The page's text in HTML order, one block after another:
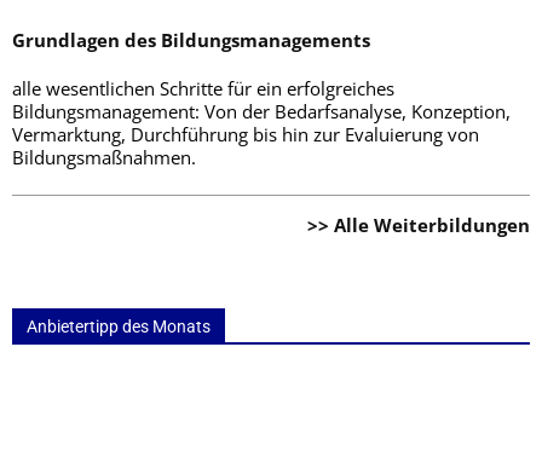
Grundlagen des Bildungsmanagements
alle wesentlichen Schritte für ein erfolgreiches
Bildungsmanagement: Von der Bedarfsanalyse, Konzeption,
Vermarktung, Durchführung bis hin zur Evaluierung von
Bildungsmaßnahmen.
>> Alle Weiterbildungen
Anbietertipp des Monats